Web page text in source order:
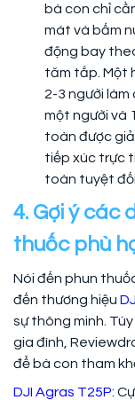
bà con chỉ
mát và bấm
động bay
tăm tắp. Một
2-3 người
một người và
toàn được
tiếp xúc trực
toàn tuyệt
4. Gợi ý các
thuốc phù
Nói đến phun
đến thương hiệu
sự thông minh.
gia đình,
để bà con tham
DJI Agras T25P: